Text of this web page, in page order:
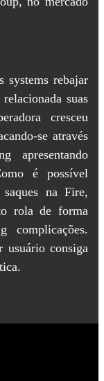
rebajar
suas
cresceu
se através
apresentando
é possível
na Fire,
rola de forma
complicações.
usuário consiga